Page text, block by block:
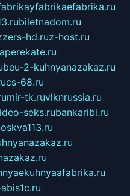
biletnadom.ru
hd.ruz-host.ru
2-kuhnyanazakaz.ru
cs-68.ru
mir-tk.ruvlknrussia.ru
seks.rubankaribi.ru